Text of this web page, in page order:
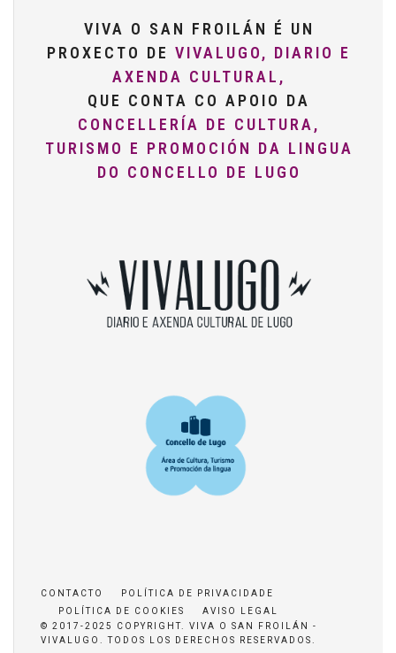
VIVA O SAN FROILÁN É UN
PROXECTO DE VIVALUGO, DIARIO E
AXENDA CULTURAL,
QUE CONTA CO APOIO DA
CONCELLERÍA DE CULTURA,
TURISMO E PROMOCIÓN DA LINGUA
DO CONCELLO DE LUGO
CONTACTO
POLÍTICA DE PRIVACIDADE
POLÍTICA DE COOKIES
AVISO LEGAL
© 2017-2025 COPYRIGHT. VIVA O SAN FROILÁN -
VIVALUGO. TODOS LOS DERECHOS RESERVADOS.